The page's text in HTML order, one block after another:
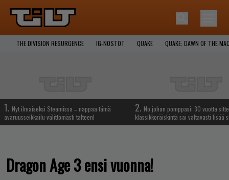
THE DIVISION RESURGENCE IG-NOSTOT QUAKE QUAKE: DAWN OF THE
1. Nyt ilmaiseksi Steamissa – nappaa tämä
avaruusseikkailu välittömästi talteen!
2. No johan pomppasi: 30 vuotta
klassikkoräiskintä sai valtavasti lisää
Dragon Age 3 ensi vuonna!